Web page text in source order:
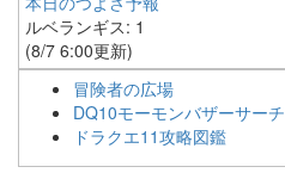
ルベランギス: 1
(8/7 6:00更新)
冒険者の広場
DQ10モーモンバザーサーチ
ドラクエ11攻略図鑑